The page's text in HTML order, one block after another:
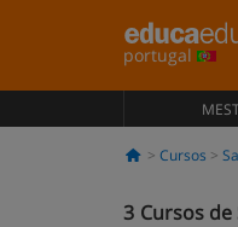
portugal
Cursos
3 Cursos de